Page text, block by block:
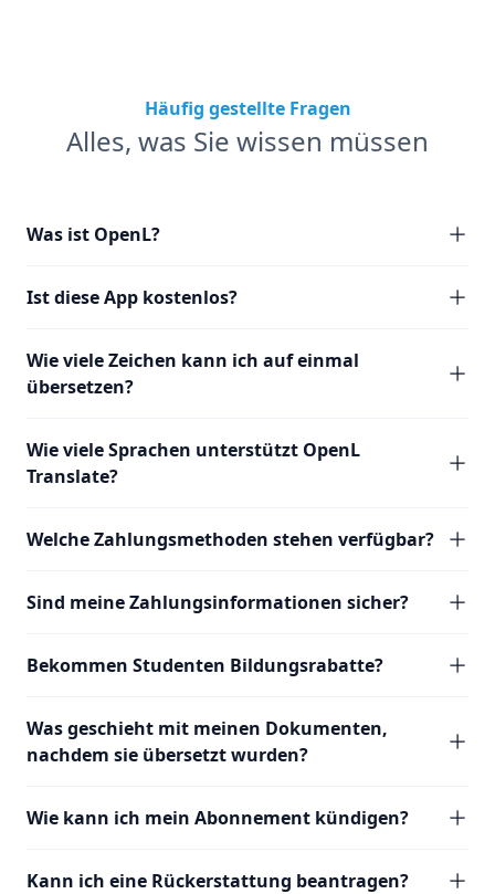
Häufig gestellte Fragen
Alles, was Sie wissen müssen
Was ist OpenL?
Ist diese App kostenlos?
Wie viele Zeichen kann ich auf einmal
übersetzen?
Wie viele Sprachen unterstützt OpenL
Translate?
Welche Zahlungsmethoden stehen verfügbar?
Sind meine Zahlungsinformationen sicher?
Bekommen Studenten Bildungsrabatte?
Was geschieht mit meinen Dokumenten,
nachdem sie übersetzt wurden?
Wie kann ich mein Abonnement kündigen?
Kann ich eine Rückerstattung beantragen?